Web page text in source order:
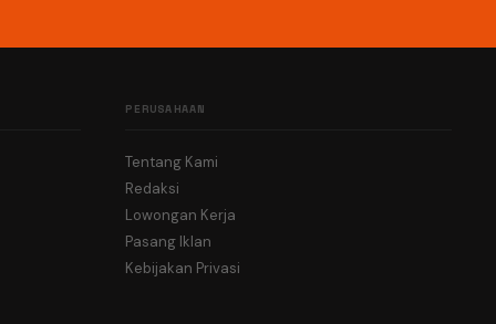
PERUSAHAAN
Tentang Kami
Redaksi
Lowongan Kerja
Pasang Iklan
Kebijakan Privasi